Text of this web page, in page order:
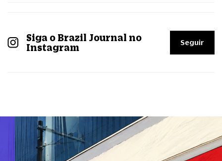
Siga o Brazil Journal no
Instagram
Seguir